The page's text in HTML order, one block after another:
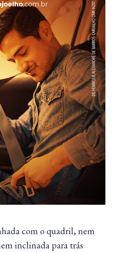
com o quadril, nem
inclinada para trás